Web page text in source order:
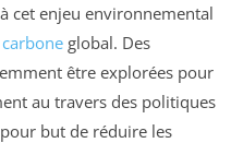
cet enjeu environnemental
global. Des
être explorées pour
au travers des politiques
but de réduire les